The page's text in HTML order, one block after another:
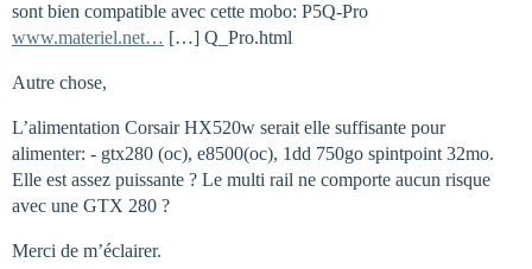
sont bien compatible avec cette mobo: P5Q-Pro
www.materiel.net… […] Q_Pro.html
Autre chose,
L’alimentation Corsair HX520w serait elle suffisante pour
alimenter: - gtx280 (oc), e8500(oc), 1dd 750go spintpoint 32mo.
Elle est assez puissante ? Le multi rail ne comporte aucun risque
avec une GTX 280 ?
Merci de m’éclairer.